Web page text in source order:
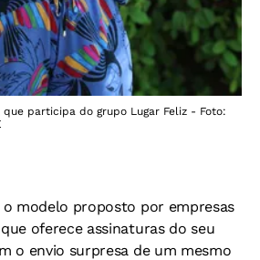
que participa do grupo Lugar Feliz - Foto:
modelo proposto por empresas
oferece assinaturas do seu
o envio surpresa de um mesmo